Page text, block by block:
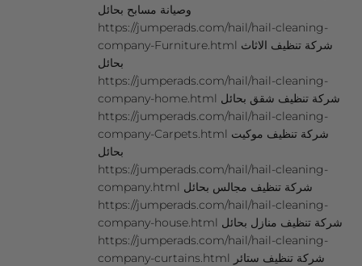
وصيانة مسابح بحائل
https://jumperads.com/hail/hail-cleaning-
company-Furniture.html شركة تنظيف الاثاث
بحائل
https://jumperads.com/hail/hail-cleaning-
company-home.html شركة تنظيف شقق بحائل
https://jumperads.com/hail/hail-cleaning-
company-Carpets.html شركة تنظيف موكيت
بحائل
https://jumperads.com/hail/hail-cleaning-
company.html شركة تنظيف مجالس بحائل
https://jumperads.com/hail/hail-cleaning-
company-house.html شركة تنظيف منازل بحائل
https://jumperads.com/hail/hail-cleaning-
company-curtains.html شركة تنظيف ستائر